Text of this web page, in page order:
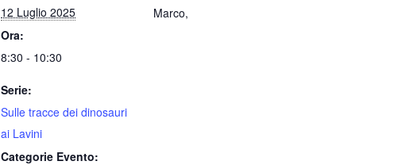
12 Luglio 2025
Ora:
8:30 - 10:30
Serie:
Sulle tracce dei dinosauri
ai Lavini
Categorie Evento:
Marco,